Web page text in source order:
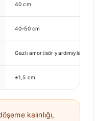
40 cm
40–50 cm
Gazlı amortisör yardımıyla
±1,5 cm
kalınlığı,